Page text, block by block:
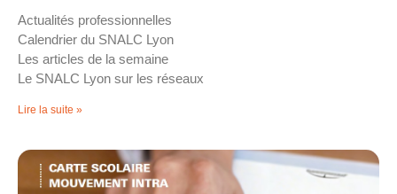
Actualités professionnelles
Calendrier du SNALC Lyon
Les articles de la semaine
Le SNALC Lyon sur les réseaux
Lire la suite »